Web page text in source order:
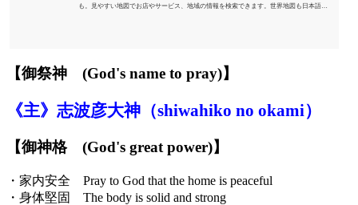
も。見やすい地図でお店やサービス、地域の情報を検索できます。世界地図も日本語
【御祭神 (God's name to pray)】
《主》 志波彦大神 （shiwahiko no okami）
【御神格 (God's great power)】
・家内安全 Pray to God that the home is peaceful
・身体堅固 The body is solid and strong